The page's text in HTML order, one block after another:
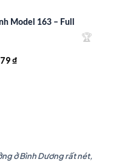
₫.là:
Model 163 – Full
₫
🏆
ở Bình Dương rất nét,